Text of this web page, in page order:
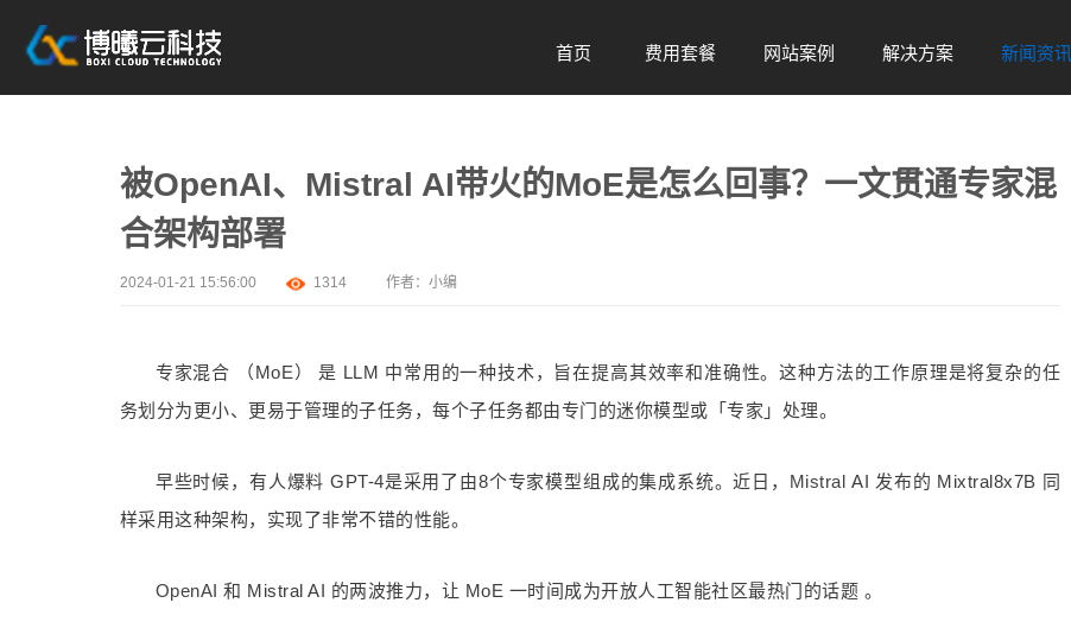
首页
费用套餐
网站案例
解决方案
新闻资讯
被OpenAI、Mistral AI带火的MoE是怎么回事？一文贯通专家混
合架构部署
2024-01-21 15:56:00 1314 作者：小编
专家混合 （MoE） 是 LLM 中常用的一种技术，旨在提高其效率和准确性。这种方法的工作原理是将复杂的任
务划分为更小、更易于管理的子任务，每个子任务都由专门的迷你模型或「专家」处理。
早些时候，有人爆料 GPT-4是采用了由8个专家模型组成的集成系统。近日， Mistral AI 发布的 Mixtral8x7B 同
样采用这种架构，实现了非常不错的性能。
OpenAI 和 Mistral AI 的两波推力，让 MoE 一时间成为开放人工智能社区最热门的话题 。